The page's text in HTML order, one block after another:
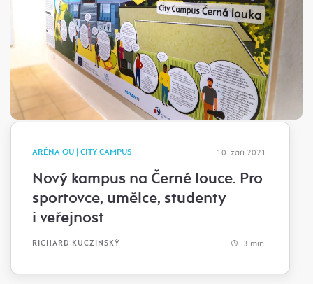
ARÉNA OU | CITY CAMPUS 10. září 2021
Nový kampus na Černé louce. Pro
sportovce, umělce, studenty
i veřejnost
RICHARD KUCZINSKÝ 3 min.